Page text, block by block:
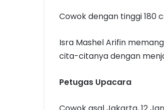
Cowok dengan tinggi 180
Isra Mashel Arifin
cita-citanya dengan
Petugas Upacara